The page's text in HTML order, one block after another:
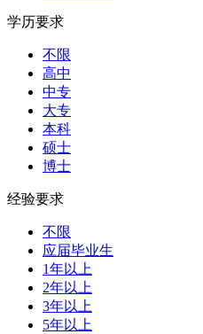
学历要求
不限
高中
中专
大专
本科
硕士
博士
经验要求
不限
应届毕业生
1年以上
2年以上
3年以上
5年以上